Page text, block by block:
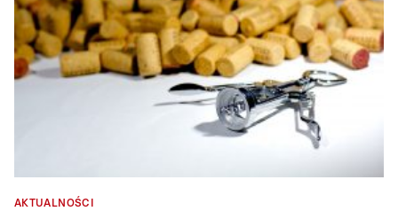
AKTUALNOŚCI